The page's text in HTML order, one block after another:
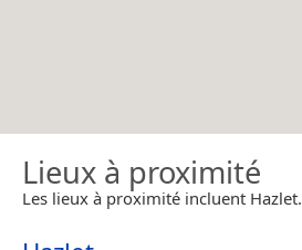
Lieux à proximité
Les lieux à proximité incluent Hazlet.